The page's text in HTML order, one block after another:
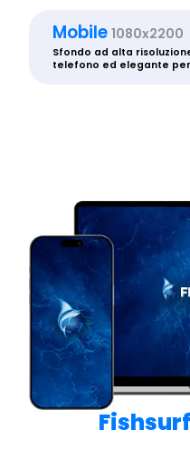
Mobile 1080x2200
Sfondo ad alta
telefono ed elegante